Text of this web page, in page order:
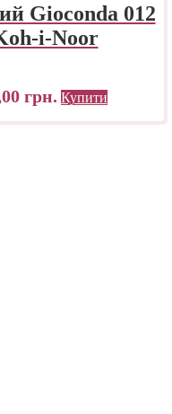
Gioconda 012
i-Noor
грн. Купити